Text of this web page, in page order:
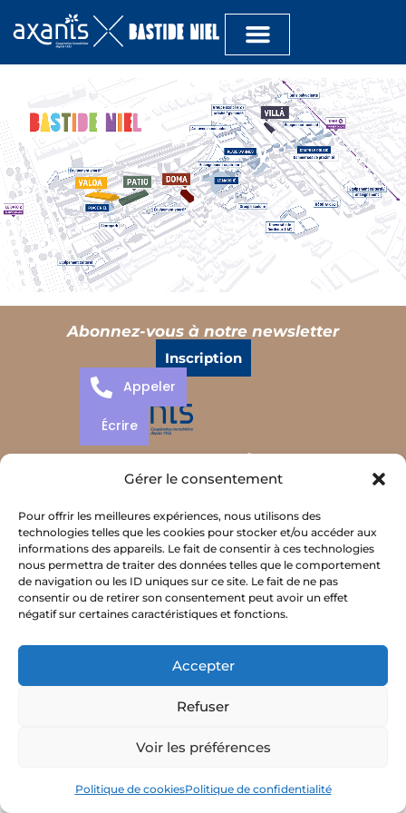
Gérer le consentement
Pour offrir les meilleures expériences, nous utilisons des
technologies telles que les cookies pour stocker et/ou accéder aux
informations des appareils. Le fait de consentir à ces technologies
nous permettra de traiter des données telles que le comportement
de navigation ou les ID uniques sur ce site. Le fait de ne pas
consentir ou de retirer son consentement peut avoir un effet
négatif sur certaines caractéristiques et fonctions.
Accepter
Refuser
Voir les préférences
Politique de cookiesPolitique de confidentialité
Abonnez-vous à notre newsletter
Inscription
Patio Valoa Villå Doma
Achetez avec Axanis
Contact
Mentions légales
Politique de confidentialité
Politique de cookies (UE)
Appeler
Écrire